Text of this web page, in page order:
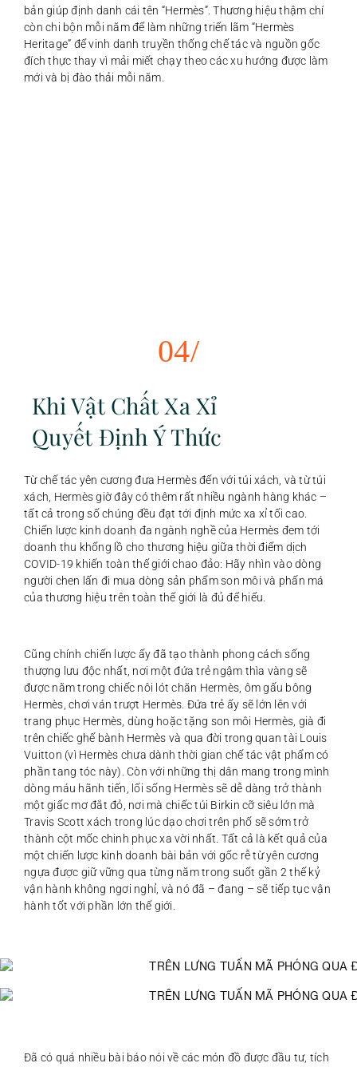
bản giúp định danh cái tên “Hermès”. Thương hiệu thậm chí
còn chi bộn mỗi năm để làm những triển lãm “Hermès
Heritage” để vinh danh truyền thống chế tác và nguồn gốc
đích thực thay vì mải miết chạy theo các xu hướng được làm
mới và bị đào thải mỗi năm.
04/
Khi Vật Chất Xa Xỉ
Quyết Định Ý Thức
Từ chế tác yên cương đưa Hermès đến với túi xách, và từ túi
xách, Hermès giờ đây có thêm rất nhiều ngành hàng khác –
tất cả trong số chúng đều đạt tới định mức xa xỉ tối cao.
Chiến lược kinh doanh đa ngành nghề của Hermès đem tới
doanh thu khổng lồ cho thương hiệu giữa thời điểm dịch
COVID-19 khiến toàn thế giới chao đảo: Hãy nhìn vào dòng
người chen lấn đi mua dòng sản phẩm son môi và phấn má
của thương hiệu trên toàn thế giới là đủ để hiểu.
Cũng chính chiến lược ấy đã tạo thành phong cách sống
thượng lưu độc nhất, nơi một đứa trẻ ngậm thìa vàng sẽ
được nằm trong chiếc nôi lót chăn Hermès, ôm gấu bông
Hermès, chơi ván trượt Hermès. Đứa trẻ ấy sẽ lớn lên với
trang phục Hermès, dùng hoặc tặng son môi Hermès, già đi
trên chiếc ghế bành Hermès và qua đời trong quan tài Louis
Vuitton (vì Hermès chưa dành thời gian chế tác vật phẩm có
phần tang tóc này). Còn với những thị dân mang trong mình
dòng máu hãnh tiến, lối sống Hermès sẽ dễ dàng trở thành
một giấc mơ đắt đỏ, nơi mà chiếc túi Birkin cỡ siêu lớn mà
Travis Scott xách trong lúc dạo chơi trên phố sẽ sớm trở
thành cột mốc chinh phục xa vời nhất. Tất cả là kết quả của
một chiến lược kinh doanh bài bản với gốc rễ từ yên cương
ngựa được giữ vững qua từng năm trong suốt gần 2 thế kỷ
vận hành không ngơi nghỉ, và nó đã – đang – sẽ tiếp tục vận
hành tốt với phần lớn thế giới.
Đã có quá nhiều bài báo nói về các món đồ được đầu tư, tích